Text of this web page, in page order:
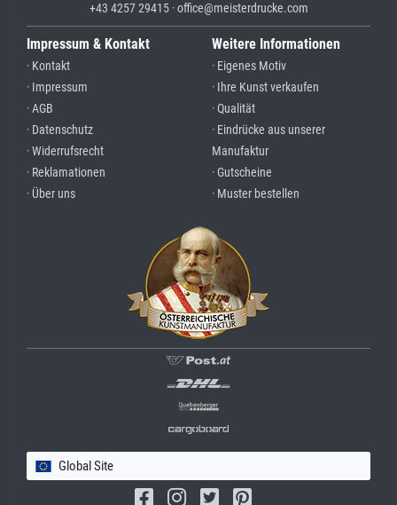
+43 4257 29415 · office@meisterdrucke.com
Impressum & Kontakt
· Kontakt
· Impressum
· AGB
· Datenschutz
· Widerrufsrecht
· Reklamationen
· Über uns
Weitere Informationen
· Eigenes Motiv
· Ihre Kunst verkaufen
· Qualität
· Eindrücke aus unserer
Manufaktur
· Gutscheine
· Muster bestellen
Global Site